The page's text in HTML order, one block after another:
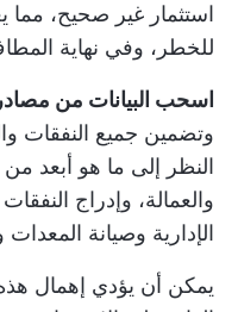
استثمار غير صحيح، مما
للخطر، وفي نهاية
اسحب البيانات من
وتضمين جميع النفقات
النظر إلى ما هو أبعد من
والعمالة، وإدراج
الإدارية وصيانة
يمكن أن يؤدي إهمال